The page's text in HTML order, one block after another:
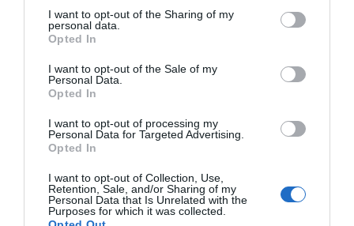
not limited to your visit or usage behaviour. You may click to
grant or deny consent to Google and its third-party tags to
use your data for below specified purposes in below Google
consent section.
I want to opt-out of the Sharing of my
personal data.
Opted In
I want to opt-out of the Sale of my
Personal Data.
Opted In
I want to opt-out of processing my
Personal Data for Targeted Advertising.
Opted In
I want to opt-out of Collection, Use,
Retention, Sale, and/or Sharing of my
Personal Data that Is Unrelated with the
Purposes for which it was collected.
αυτόν τον πλοηγό για την επόμενη φορά που θα σχολιάσω.